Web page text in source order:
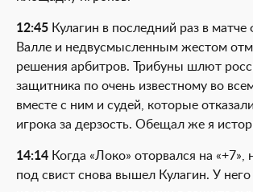
12:45 Кулагин в последний раз в
Валле и недвусмысленным жестом
решения арбитров. Трибуны шлют
защитника по очень известному во
вместе с ним и судей, которые
игрока за дерзость. Обещал же я
14:14 Когда «Локо» оторвался на
под свист снова вышел Кулагин. У него